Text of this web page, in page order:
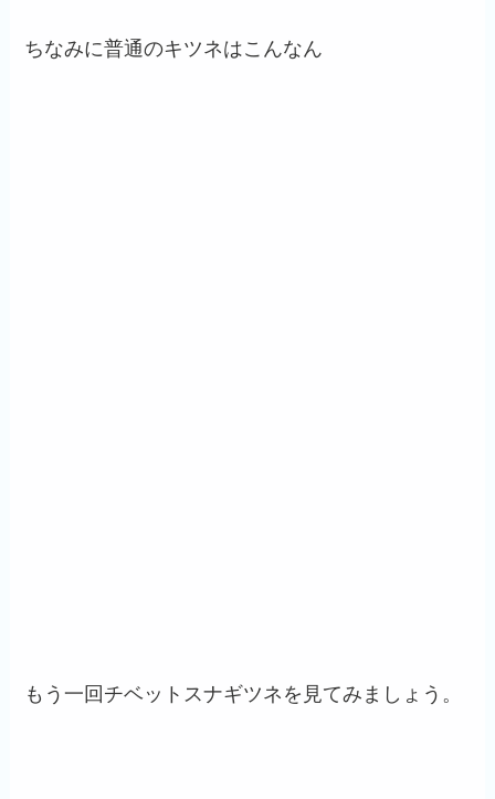
ちなみに普通のキツネはこんなん
もう一回チベットスナギツネを見てみましょう。